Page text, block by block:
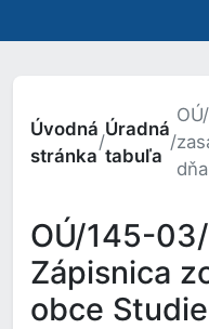
Úvodná
stránka
/
Úradná
tabuľa
/
OÚ/145-
Zápisnica
obce